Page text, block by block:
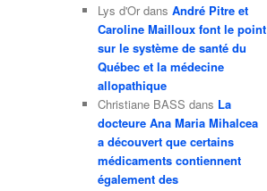
Lys d'Or dans André Pitre et
Caroline Mailloux font le point
sur le système de santé du
Québec et la médecine
allopathique
Christiane BASS dans La
docteure Ana Maria Mihalcea
a découvert que certains
médicaments contiennent
également des